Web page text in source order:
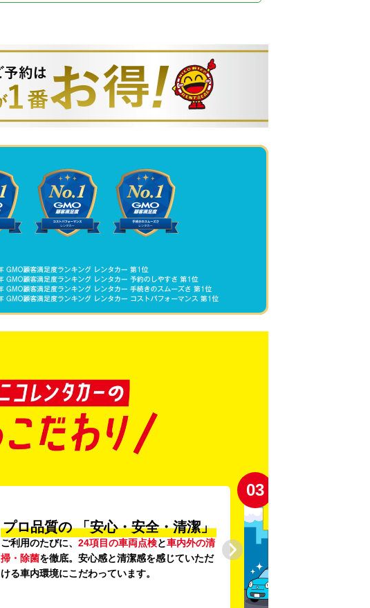
プロ品質の 「安心・安全・清潔」
ご利用のたびに、 24項目の車両点検と車内外の清
掃・除菌を徹底。安心感と清潔感を感じていただ
ける車内環境にこだわっています。
03